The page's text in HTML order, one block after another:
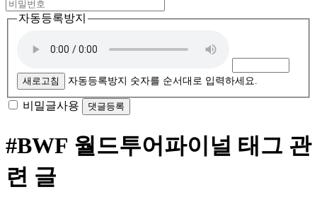
자동등록방지
새로고침 자동등록방지 숫자를 순서대로 입력하세요.
비밀글사용
#BWF 월드투어파이널 태그 관
련 글